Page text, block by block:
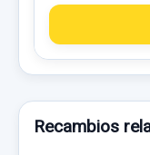
Recambios